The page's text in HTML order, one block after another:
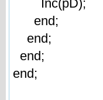
Inc(pD);
end;
end;
end;
end;